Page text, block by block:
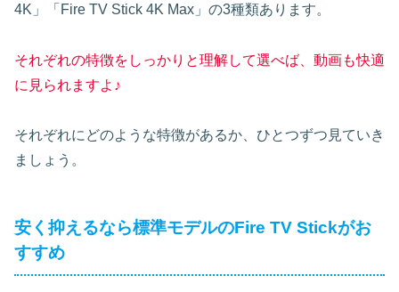
4K」「Fire TV Stick 4K Max」の3種類あります。
それぞれの特徴をしっかりと理解して選べば、動画も快適
に見られますよ♪
それぞれにどのような特徴があるか、ひとつずつ見ていき
ましょう。
安く抑えるなら標準モデルのFire TV Stickがお
すすめ